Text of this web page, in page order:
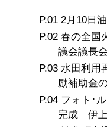
2月10日
春の全国
議会議長
水田利用
励補助金
フォト･
完成 伊